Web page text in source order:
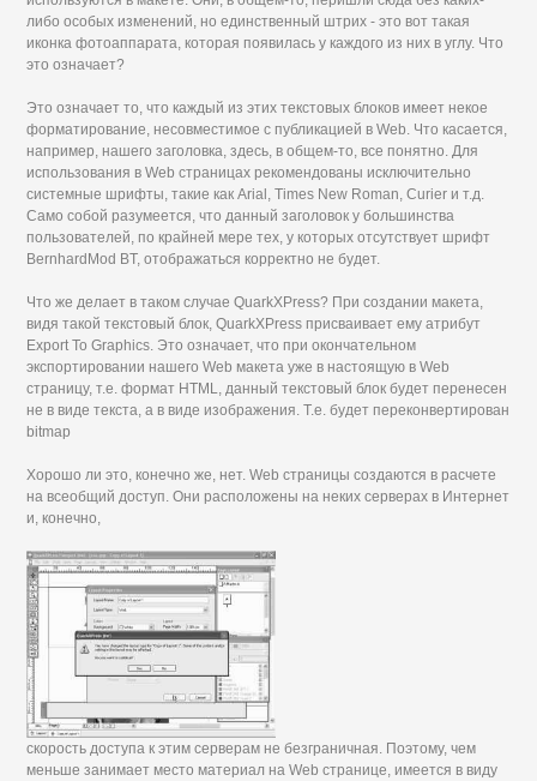
либо особых изменений, но единственный штрих - это вот такая
иконка фотоаппарата, которая появилась у каждого из них в углу. Что
это означает?
Это означает то, что каждый из этих текстовых блоков имеет некое
форматирование, несовместимое с публикацией в Web. Что касается,
например, нашего заголовка, здесь, в общем-то, все понятно. Для
использования в Web страницах рекомендованы исключительно
системные шрифты, такие как Arial, Times New Roman, Curier и т.д.
Само собой разумеется, что данный заголовок у большинства
пользователей, по крайней мере тех, у которых отсутствует шрифт
BernhardMod BT, отображаться корректно не будет.
Что же делает в таком случае QuarkXPress? При создании макета,
видя такой текстовый блок, QuarkXPress присваивает ему атрибут
Export To Graphics. Это означает, что при окончательном
экспортировании нашего Web макета уже в настоящую в Web
страницу, т.е. формат HTML, данный текстовый блок будет перенесен
не в виде текста, а в виде изображения. Т.е. будет переконвертирован
bitmap
Хорошо ли это, конечно же, нет. Web страницы создаются в расчете
на всеобщий доступ. Они расположены на неких серверах в Интернет
и, конечно,
скорость доступа к этим серверам не безграничная. Поэтому, чем
меньше занимает место материал на Web странице, имеется в виду